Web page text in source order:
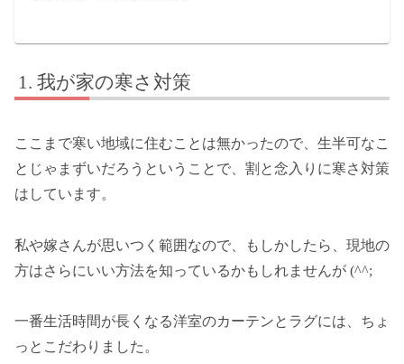
我が家の寒さ対策
ここまで寒い地域に住むことは無かったので、生半可なこ
とじゃまずいだろうということで、割と念入りに寒さ対策
はしています。
私や嫁さんが思いつく範囲なので、もしかしたら、現地の
方はさらにいい方法を知っているかもしれませんが (^^;
一番生活時間が長くなる洋室のカーテンとラグには、ちょ
っとこだわりました。